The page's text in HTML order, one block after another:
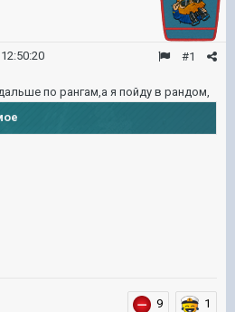
#1
по рангам,а я пойду в рандом,
9 1